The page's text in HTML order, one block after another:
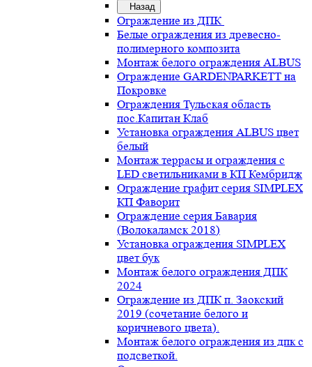
Назад
Ограждение из ДПК
Белые ограждения из древесно-
полимерного композита
Монтаж белого ограждения ALBUS
Ограждение GARDENPARKETT на
Покровке
Ограждения Тульская область
пос.Капитан Клаб
Установка ограждения ALBUS цвет
белый
Монтаж террасы и ограждения с
LED светильниками в КП Кембридж
Ограждение графит серия SIMPLEX
КП Фаворит
Ограждение серия Бавария
(Волокаламск 2018)
Установка ограждения SIMPLEX
цвет бук
Монтаж белого ограждения ДПК
2024
Ограждение из ДПК п. Заокский
2019 (сочетание белого и
коричневого цвета).
Монтаж белого ограждения из дпк с
подсветкой.